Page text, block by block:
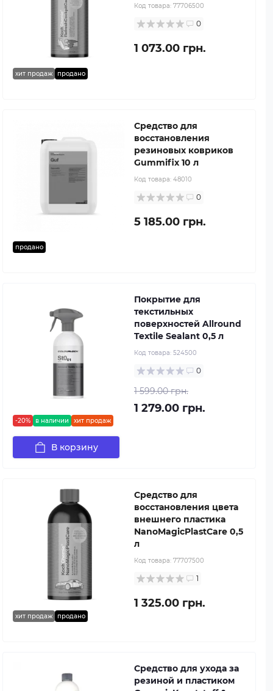
хит продаж продано
Код товара: 77706500
0
1 073.00 грн.
продано
Средство для
восстановления
резиновых ковриков
Gummifix 10 л
Код товара: 48010
0
5 185.00 грн.
-20% в наличии хит продаж
Покрытие для
текстильных
поверхностей Allround
Textile Sealant 0,5 л
Код товара: 524500
0
1 599.00 грн.
1 279.00 грн.
В корзину
хит продаж продано
Средство для
восстановления цвета
внешнего пластика
NanoMagicPlastCare 0,5
л
Код товара: 77707500
1
1 325.00 грн.
Средство для ухода за
резиной и пластиком